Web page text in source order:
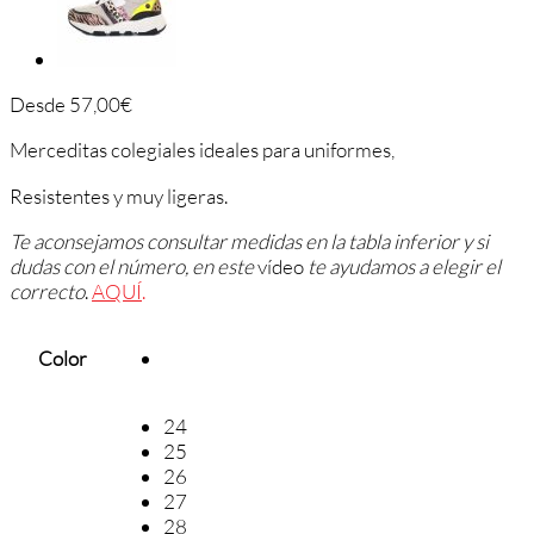
Desde 57,00€
Merceditas colegiales ideales para uniformes,
Resistentes y muy ligeras.
Te aconsejamos consultar medidas en la tabla inferior y si
dudas con el número, en estevídeo te ayudamos a elegir el
correcto.AQUÍ.
Color
24
25
26
27
28